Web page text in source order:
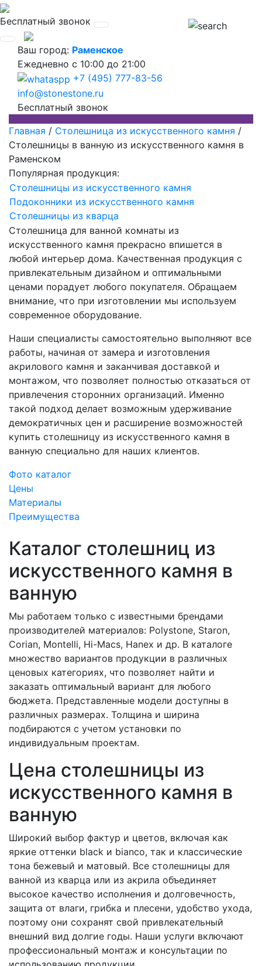
Бесплатный звонок
Ваш город: Раменское
Ежедневно с 10:00 до 21:00
+7 (495) 777-83-56
info@stonestone.ru
Бесплатный звонок
Главная / Столешница из искусственного камня /
Столешницы в ванную из искусственного камня в
Раменском
Популярная продукция:
Столешницы из искусственного камня
Подоконники из искусственного камня
Столешницы из кварца
Столешница для ванной комнаты из
искусственного камня прекрасно впишется в
любой интерьер дома. Качественная продукция с
привлекательным дизайном и оптимальными
ценами порадует любого покупателя. Обращаем
внимание, что при изготовлении мы используем
современное оборудование.
Наши специалисты самостоятельно выполняют все
работы, начиная от замера и изготовления
акрилового камня и заканчивая доставкой и
монтажом, что позволяет полностью отказаться от
привлечения сторонних организаций. Именно
такой подход делает возможным удерживание
демократичных цен и расширение возможностей
купить столешницу из искусственного камня в
ванную специально для наших клиентов.
Фото каталог
Цены
Материалы
Преимущества
Каталог столешниц из
искусственного камня в
ванную
Мы работаем только с известными брендами
производителей материалов: Polystone, Staron,
Corian, Montelli, Hi-Macs, Hanex и др. В каталоге
множество вариантов продукции в различных
ценовых категориях, что позволяет найти и
заказать оптимальный вариант для любого
бюджета. Представленные модели доступны в
различных размерах. Толщина и ширина
подбираются с учетом установки по
индивидуальным проектам.
Цена столешницы из
искусственного камня в
ванную
Широкий выбор фактур и цветов, включая как
яркие оттенки black и bianco, так и классические
тона бежевый и матовый. Все столешницы для
ванной из кварца или из акрила объединяет
высокое качество исполнения и долговечность,
защита от влаги, грибка и плесени, удобство ухода,
поэтому они сохранят свой привлекательный
внешний вид долгие годы. Наши услуги включают
профессиональный монтаж и консультации по